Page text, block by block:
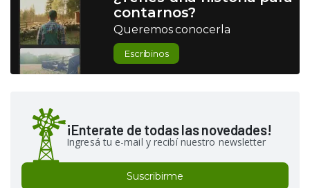
contarnos?
Queremos conocerla
Escribinos
¡Enterate de todas las novedades!
Ingresá tu e-mail y recibí nuestro newsletter
Suscribirme